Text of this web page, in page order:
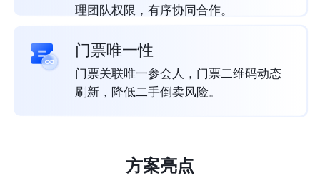
理团队权限，有序协同合作。
门票唯一性
门票关联唯一参会人，门票二维码动态
刷新，降低二手倒卖风险。
方案亮点